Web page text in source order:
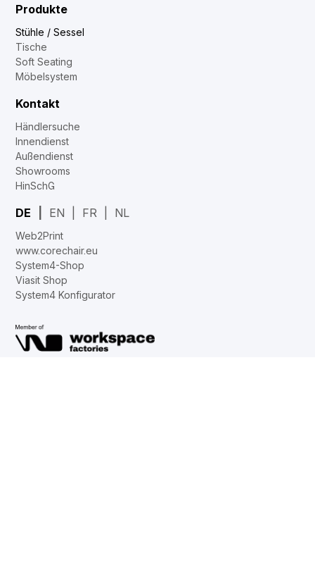
Produkte
Stühle / Sessel
Tische
Soft Seating
Möbelsystem
Kontakt
Händlersuche
Innendienst
Außendienst
Showrooms
HinSchG
DE EN FR NL
Web2Print
www.corechair.eu
System4-Shop
Viasit Shop
System4 Konfigurator